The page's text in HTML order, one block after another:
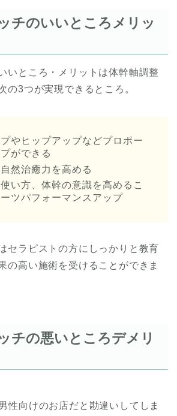
チのいいところメリッ
いところ・メリットは体幹軸調整
の3つが実現できるところ。
やヒップアップなどプロポー
ができる
然治癒力を高める
い方、体幹の意識を高めるこ
ツパフォーマンスアップ
セラピストの方にしっかりと教育
の高い施術を受けることができま
チの悪いところデメリ
性向けのお店だと勘違いしてしま